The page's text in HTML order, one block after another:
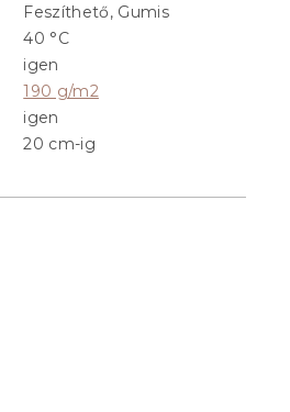
Feszíthető, Gumis
40 °C
igen
190 g/m2
igen
20 cm-ig